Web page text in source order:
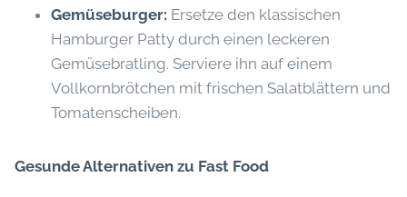
Gemüseburger: Ersetze den klassischen
Hamburger Patty durch einen leckeren
Gemüsebratling. Serviere ihn auf einem
Vollkornbrötchen mit frischen Salatblättern und
Tomatenscheiben.
Gesunde Alternativen zu Fast Food